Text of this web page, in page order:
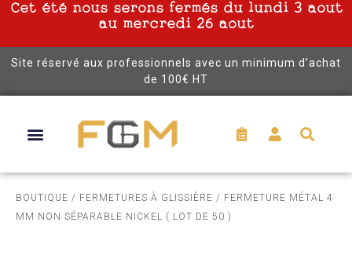
Cet été nous serons fermés du lundi 3 aout
au mercredi 26 aout
Site réservé aux professionnels avec un minimum d’achat
de 100€ HT
BOUTIQUE / FERMETURES À GLISSIÈRE / FERMETURE MÉTAL 4
MM NON SÉPARABLE NICKEL ( LOT DE 50 )